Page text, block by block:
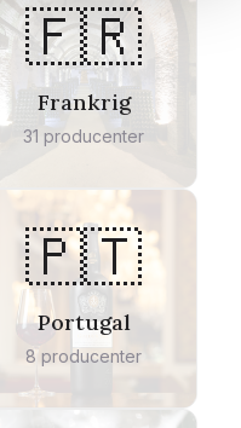
🇫🇷
Frankrig
31 producenter
🇵🇹
Portugal
8 producenter